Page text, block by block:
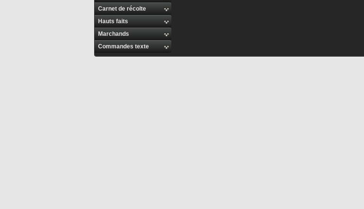
Carnet de récolte
Hauts faits
Marchands
Commandes texte